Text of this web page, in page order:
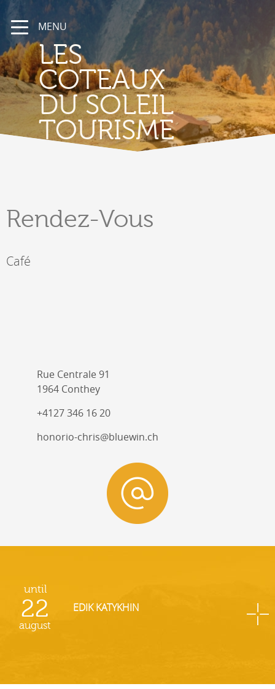
MENU
LES
COTEAUX
DU SOLEIL
TOURISME
Rendez-Vous
Café
Rue Centrale 91
1964 Conthey
+4127 346 16 20
honorio-chris@bluewin.ch
until
22
august
EDIK KATYKHIN